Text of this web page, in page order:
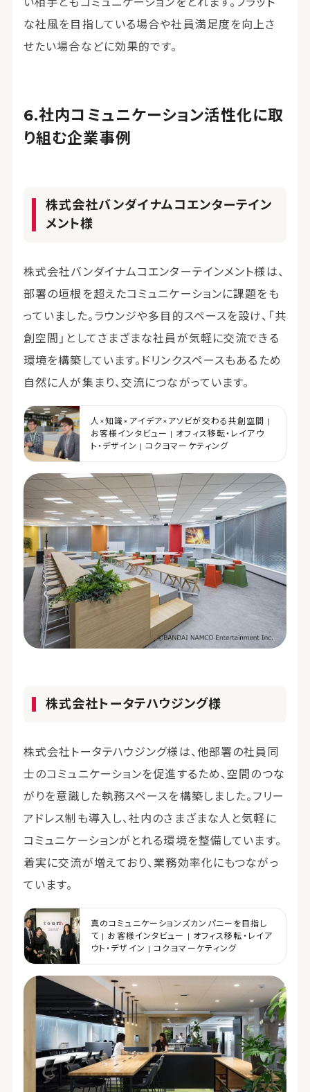
な社風を目指している場合や社員満足度を向上さ
せたい場合などに効果的です。
社内コミュニケーション活性化に取
り組む企業事例
株式会社バンダイナムコエンターテイン
メント様
株式会社バンダイナムコエンターテインメント様は、
部署の垣根を超えたコミュニケーションに課題をも
っていました。ラウンジや多目的スペースを設け、「共
創空間」としてさまざまな社員が気軽に交流できる
環境を構築しています。ドリンクスペースもあるため
自然に人が集まり、交流につながっています。
人×知識×アイデア×アソビが交わる共創空間 |
お客様インタビュー | オフィス移転・レイアウ
ト・デザイン | コクヨマーケティング
株式会社トータテハウジング様
株式会社トータテハウジング様は、他部署の社員同
士のコミュニケーションを促進するため、空間のつな
がりを意識した執務スペースを構築しました。フリー
アドレス制も導入し、社内のさまざまな人と気軽に
コミュニケーションがとれる環境を整備しています。
着実に交流が増えており、業務効率化にもつながっ
ています。
真のコミュニケーションズカンパニーを目指し
て | お客様インタビュー | オフィス移転・レイア
ウト・デザイン | コクヨマーケティング